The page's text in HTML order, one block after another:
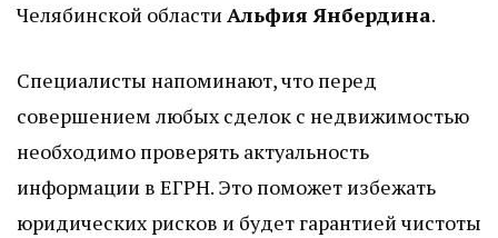
Челябинской области Альфия Янбердина.
Специалисты напоминают, что перед
совершением любых сделок с недвижимостью
необходимо проверять актуальность
информации в ЕГРН. Это поможет избежать
юридических рисков и будет гарантией чистоты